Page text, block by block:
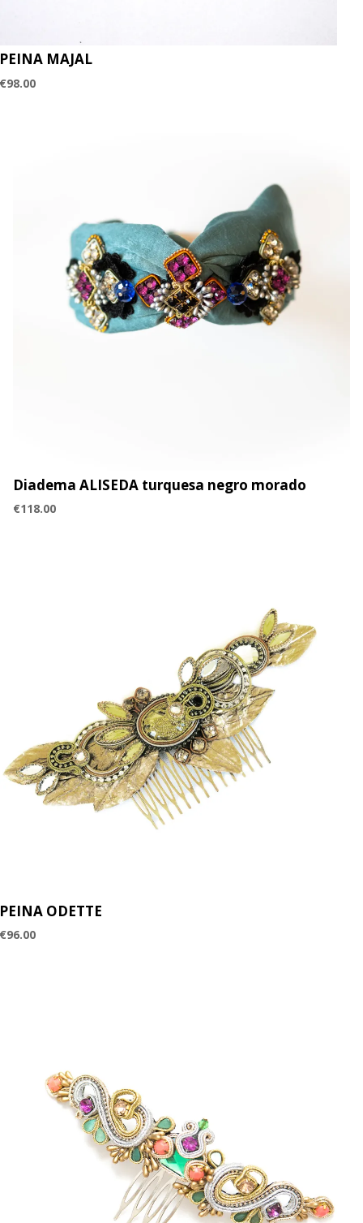
PEINA MAJAL
€98.00
Diadema ALISEDA turquesa negro morado
€118.00
PEINA ODETTE
€96.00